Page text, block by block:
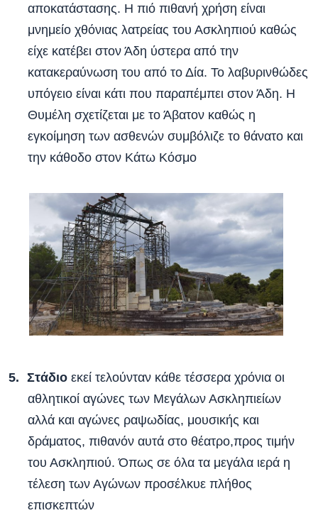
αποκατάστασης. Η πιό πιθανή χρήση είναι
μνημείο χθόνιας λατρείας του Ασκληπιού καθώς
είχε κατέβει στον Άδη ύστερα από την
κατακεραύνωση του από το Δία. Το λαβυρινθώδες
υπόγειο είναι κάτι που παραπέμπει στον Άδη. Η
Θυμέλη σχετίζεται με το Άβατον καθώς η
εγκοίμηση των ασθενών συμβόλιζε το θάνατο και
την κάθοδο στον Κάτω Κόσμο
Στάδιο εκεί τελούνταν κάθε τέσσερα χρόνια οι
αθλητικοί αγώνες των Μεγάλων Ασκληπιείων
αλλά και αγώνες ραψωδίας, μουσικής και
δράματος, πιθανόν αυτά στο θέατρο,προς τιμήν
του Ασκληπιού. Όπως σε όλα τα μεγάλα ιερά η
τέλεση των Αγώνων προσέλκυε πλήθος
επισκεπτών